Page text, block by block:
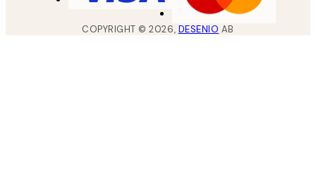
COPYRIGHT ©2026, DESENIO AB